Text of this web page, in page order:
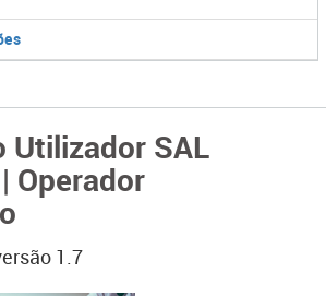
Utilizador SAL
Operador
1.7